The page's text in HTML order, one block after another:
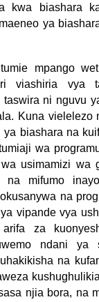
kwa biashara
ya
mpango
viashiria vya
taswira ni nguvu
Kuna vielelezo
ya biashara na
wa
usimamizi wa
na mifumo
na
vipande vya
za
ndani ya
na
njia bora, na